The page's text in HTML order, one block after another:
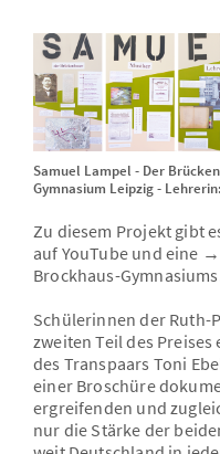
Samuel Lampel - Der
Gymnasium Leipzig -
Zu diesem Projekt gibt
auf YouTube und eine →
Brockhaus-
Schülerinnen der Ruth-
zweiten Teil des
des Transpaars Toni
einer Broschüre
ergreifenden und
nur die Stärke der